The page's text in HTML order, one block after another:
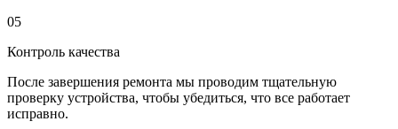
05
Контроль качества
После завершения ремонта мы проводим тщательную
проверку устройства, чтобы убедиться, что все работает
исправно.